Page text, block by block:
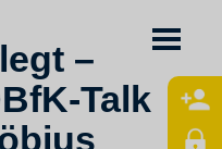
–
Talk